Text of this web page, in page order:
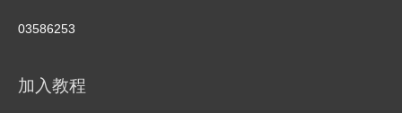
03586253
加入教程